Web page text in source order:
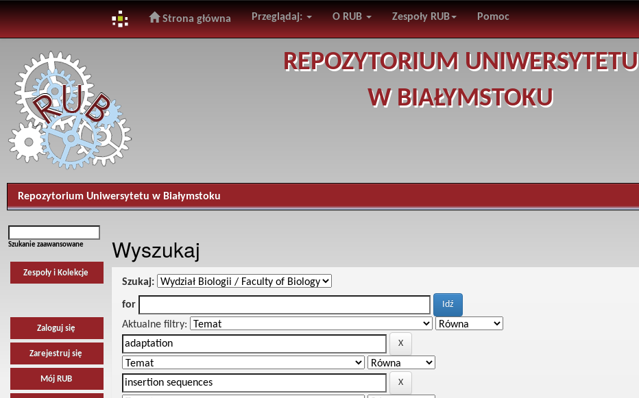
navigation
Strona główna Przeglądaj: O RUB Zespoły RUB Pomoc
REPOZYTORIUM UNIWERSYTETU
W BIAŁYMSTOKU
Repozytorium Uniwersytetu w Białymstoku
Szukanie zaawansowane
Zespoły i Kolekcje
Zaloguj się
Zarejestruj się
Mój RUB
Wyszukaj
Szukaj:
for
Aktualne filtry: